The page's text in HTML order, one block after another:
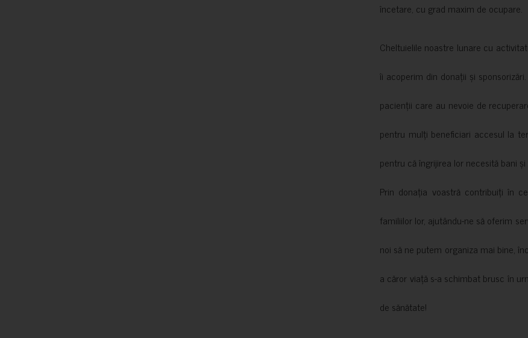
încetare, cu grad maxim de ocupare.
Cheltuielile noastre lunare cu
îi acoperim din donații și
pacienții care au nevoie de
pentru mulți beneficiari accesul la
pentru că îngrijirea lor necesită bani
Prin donația voastră contribuiți în
familiilor lor, ajutându-ne să oferim
noi să ne putem organiza mai bine,
a căror viață s-a schimbat brusc în
de sănătate!